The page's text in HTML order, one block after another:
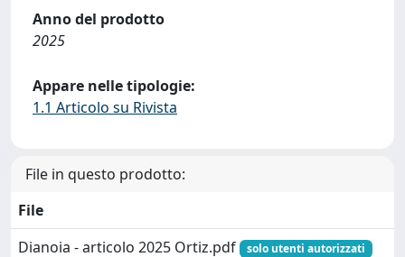
Anno del prodotto
2025
Appare nelle tipologie:
1.1 Articolo su Rivista
File in questo prodotto:
File
Dianoia - articolo 2025 Ortiz.pdf
solo utenti autorizzati